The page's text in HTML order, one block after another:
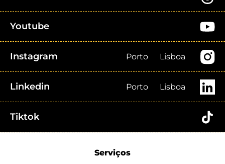
Youtube
Instagram Porto Lisboa
Linkedin Porto Lisboa
Tiktok
Serviços